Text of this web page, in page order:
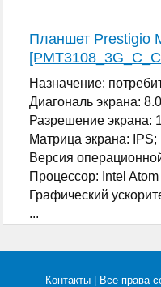
Планшет Prestigio
Назначение:
Диагональ экрана:
Разрешение экрана:
Матрица экрана: IPS;
Версия
Процессор: Intel
Графический
...
Контакты | Все права